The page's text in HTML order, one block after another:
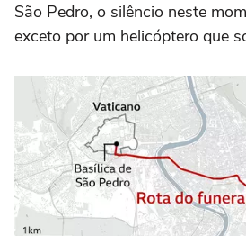
São Pedro, o silêncio neste
exceto por um helicóptero que